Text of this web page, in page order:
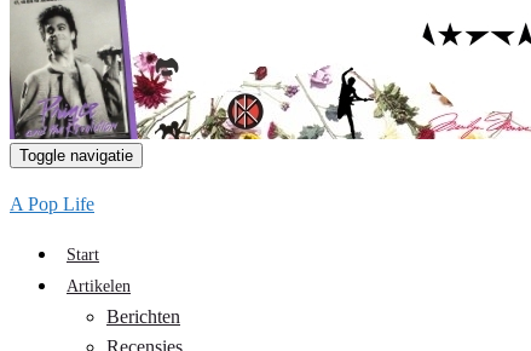
Toggle navigatie
A Pop Life
Start
Artikelen
Berichten
Recensies